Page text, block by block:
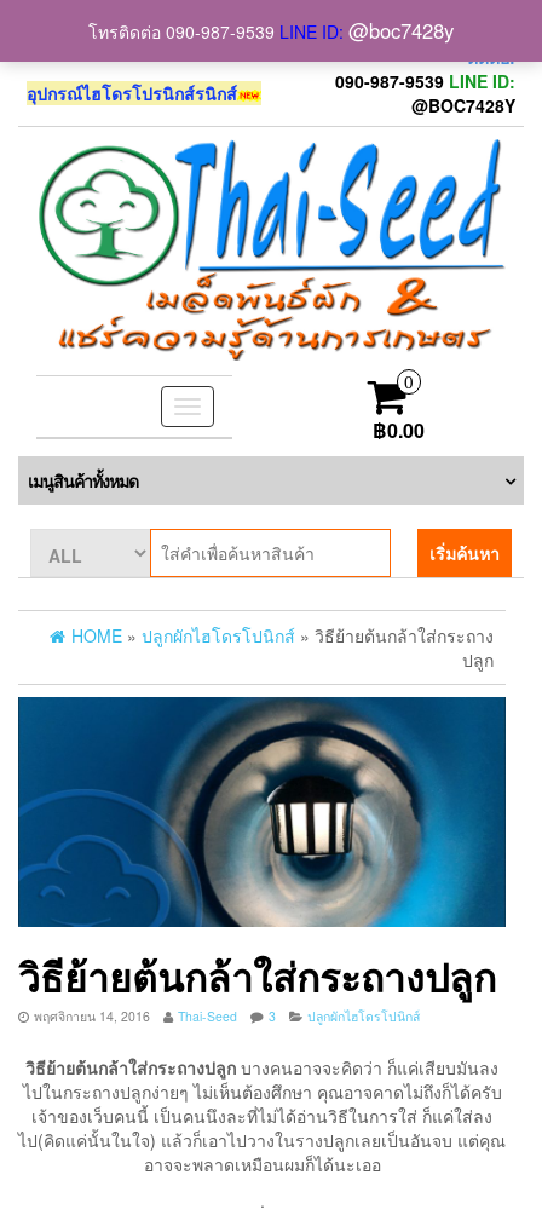
www.thai-seed.com
อุปกรณ์ไฮโดรโปรนิกส์รนิกส์
ติดต่อ090-987-9539- ติดต่อ:
090-987-9539 LINE ID:
@BOC7428Y
Toggle
navigation
0
฿0.00
เมนูสินค้าทั้งหมด
เริ่มค้นหา
HOME » ปลูกผักไฮโดรโปนิกส์ » วิธีย้ายต้นกล้าใส่กระถาง
ปลูก
วิธีย้ายต้นกล้าใส่กระถางปลูก
พฤศจิกายน 14, 2016 Thai-Seed 3 ปลูกผักไฮโดรโปนิกส์
วิธีย้ายต้นกล้าใส่กระถางปลูก บางคนอาจจะคิดว่า ก็แค่เสียบมันลง
ไปในกระถางปลูกง่ายๆ ไม่เห็นต้องศึกษา คุณอาจคาดไม่ถึงก็ได้ครับ
เจ้าของเว็บคนนี้ เป็นคนนึงละที่ไม่ได้อ่านวิธีในการใส่ ก็แค่ใส่ลง
ไป(คิดแค่นั้นในใจ) แล้วก็เอาไปวางในรางปลูกเลยเป็นอันจบ แต่คุณ
อาจจะพลาดเหมือนผมก็ได้นะเออ
.
โทรติดต่อ 090-987-9539 LINE ID: @boc7428y